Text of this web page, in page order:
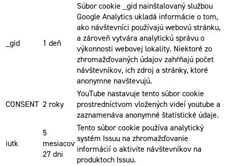
_gid 1 deň
Súbor cookie _gid nainštalovaný službou
Google Analytics ukladá informácie o tom,
ako návštevníci používajú webovú stránku,
a zároveň vytvára analytickú správu o
výkonnosti webovej lokality. Niektoré zo
zhromažďovaných údajov zahŕňajú počet
návštevníkov, ich zdroj a stránky, ktoré
anonymne navštevujú.
CONSENT 2 roky
YouTube nastavuje tento súbor cookie
prostredníctvom vložených videí youtube a
zaznamenáva anonymné štatistické údaje.
iutk
5
mesiacov
27 dni
Tento súbor cookie používa analytický
systém Issuu na zhromažďovanie
informácií o aktivite návštevníkov na
produktoch Issuu.